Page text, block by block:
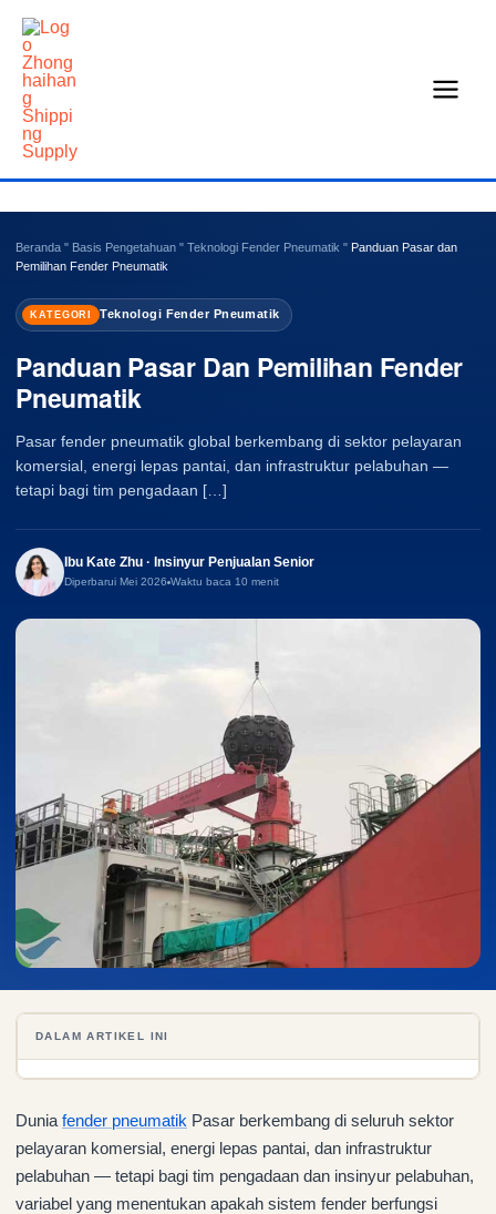
Loncat
konten
Beranda " Basis Pengetahuan " Teknologi Fender Pneumatik " Panduan Pasar dan
Pemilihan Fender Pneumatik
KATEGORI Teknologi Fender Pneumatik
Panduan Pasar Dan Pemilihan Fender
Pneumatik
Pasar fender pneumatik global berkembang di sektor pelayaran
komersial, energi lepas pantai, dan infrastruktur pelabuhan —
tetapi bagi tim pengadaan […]
Ibu Kate Zhu · Insinyur Penjualan Senior
Diperbarui Mei 2026 Waktu baca 10 menit
DALAM ARTIKEL INI
Dunia fender pneumatik Pasar berkembang di seluruh sektor
pelayaran komersial, energi lepas pantai, dan infrastruktur
pelabuhan — tetapi bagi tim pengadaan dan insinyur pelabuhan,
variabel yang menentukan apakah sistem fender berfungsi